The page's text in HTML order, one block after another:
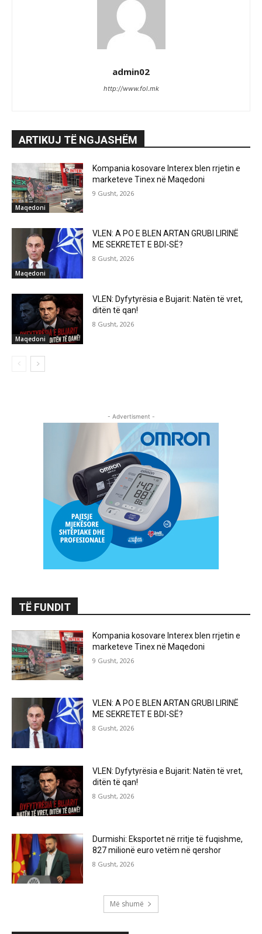
admin02
http://www.fol.mk
ARTIKUJ TË NGJASHËM
Maqedoni
Kompania kosovare Interex blen rrjetin e
marketeve Tinex në Maqedoni
9 Gusht, 2026
Maqedoni
VLEN: A PO E BLEN ARTAN GRUBI LIRINË
ME SEKRETET E BDI-SË?
8 Gusht, 2026
Maqedoni
VLEN: Dyfytyrësia e Bujarit: Natën të vret,
ditën të qan!
8 Gusht, 2026
- Advertisment -
TË FUNDIT
Kompania kosovare Interex blen rrjetin e
marketeve Tinex në Maqedoni
9 Gusht, 2026
VLEN: A PO E BLEN ARTAN GRUBI LIRINË
ME SEKRETET E BDI-SË?
8 Gusht, 2026
VLEN: Dyfytyrësia e Bujarit: Natën të vret,
ditën të qan!
8 Gusht, 2026
Durmishi: Eksportet në rritje të fuqishme,
827 milionë euro vetëm në qershor
8 Gusht, 2026
Më shumë